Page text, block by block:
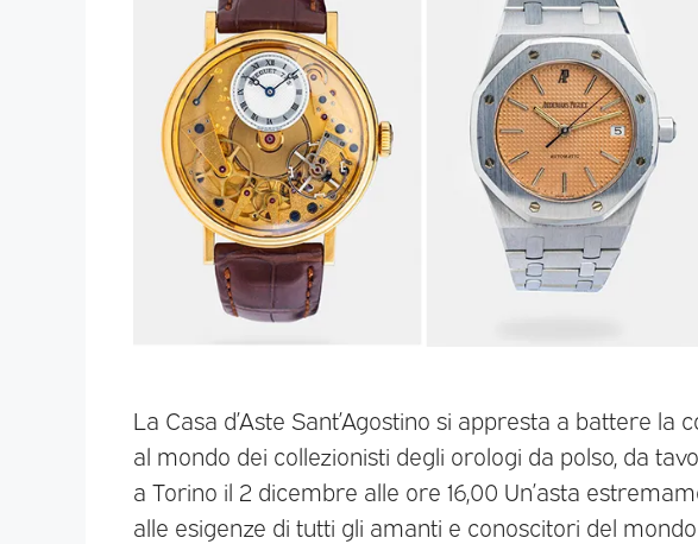
La Casa d’Aste Sant’Agostino si appresta a battere la
al mondo dei collezionisti degli orologi da polso, da
a Torino il 2 dicembre alle ore 16,00 Un’asta
alle esigenze di tutti gli amanti e conoscitori del mondo